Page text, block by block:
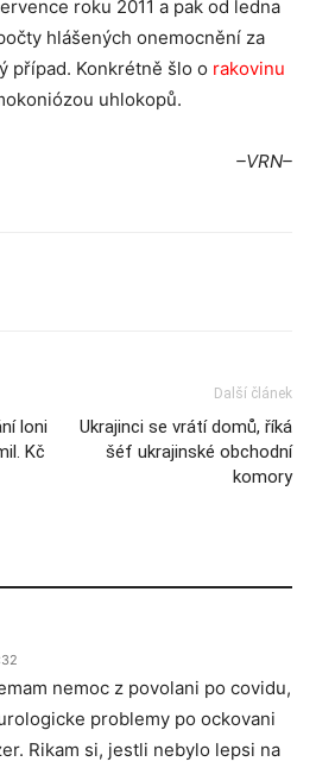
roku 2011 a pak od ledna
hlášených onemocnění za
případ. Konkrétně šlo o rakovinu
uhlokopů.
–VRN–
loni
Kč
Další článek
Ukrajinci se vrátí domů, říká
šéf ukrajinské obchodní
komory
nemoc z povolani po covidu,
problemy po ockovani
Rikam si, jestli nebylo lepsi na